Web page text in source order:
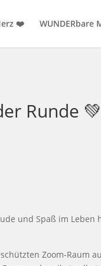
❤️ WUNDERbare
Runde
und Spaß im
Zoom-Raum